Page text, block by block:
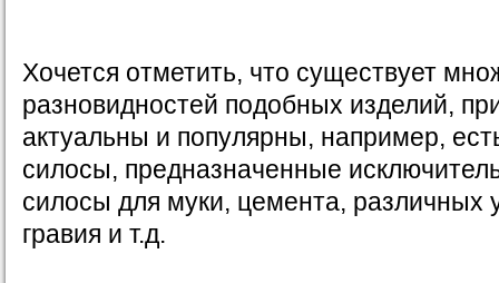
Хочется отметить, что существует
разновидностей подобных изделий,
актуальны и популярны, например,
силосы, предназначенные
силосы для муки, цемента, различных
гравия и т.д.